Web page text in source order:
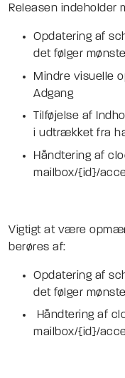
Releasen indeholder
Opdatering af
det følger
Mindre visuelle
Adgang
Tilføjelse af
i udtrækket fra
Håndtering af
mailbox/{id}/
Vigtigt at være
berøres af:
Opdatering af
det følger
Håndtering af
mailbox/{id}/